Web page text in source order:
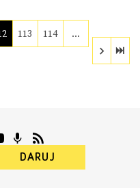
113 114 …
DARUJ